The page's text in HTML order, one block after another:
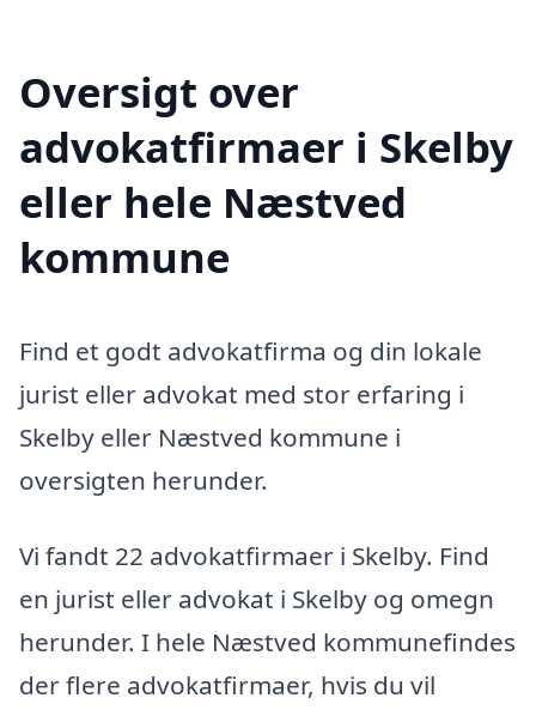
Oversigt over
advokatfirmaer i Skelby
eller hele Næstved
kommune
Find et godt advokatfirma og din lokale
jurist eller advokat med stor erfaring i
Skelby eller Næstved kommune i
oversigten herunder.
Vi fandt 22 advokatfirmaer i Skelby. Find
en jurist eller advokat i Skelby og omegn
herunder. I hele Næstved kommunefindes
der flere advokatfirmaer, hvis du vil